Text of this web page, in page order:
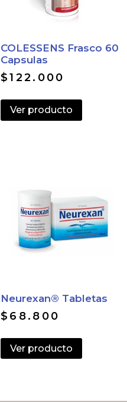
COLESSENS Frasco 60
Capsulas
$122.000
Ver producto
Neurexan® Tabletas
$ 68.800
Ver producto